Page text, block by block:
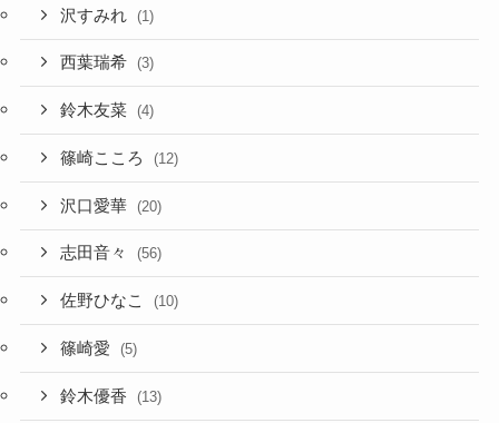
沢すみれ (1)
西葉瑞希 (3)
鈴木友菜 (4)
篠崎こころ (12)
沢口愛華 (20)
志田音々 (56)
佐野ひなこ (10)
篠崎愛 (5)
鈴木優香 (13)